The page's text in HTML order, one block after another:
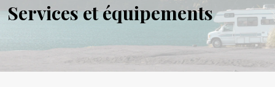
Services et équipements